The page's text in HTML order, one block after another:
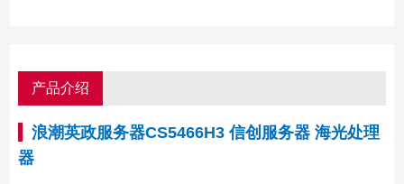
产品介绍
浪潮英政服务器CS5466H3 信创服务器 海光处理
器